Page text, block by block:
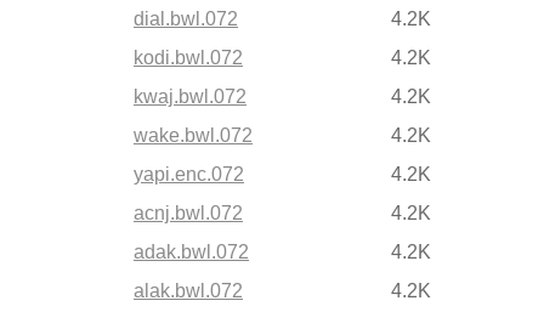
dial.bwl.072
4.2K
kodi.bwl.072
4.2K
kwaj.bwl.072
4.2K
wake.bwl.072
4.2K
yapi.enc.072
4.2K
acnj.bwl.072
4.2K
adak.bwl.072
4.2K
alak.bwl.072
4.2K